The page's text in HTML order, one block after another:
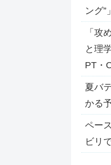
ング”」
「攻
と理
PT・
夏バ
かる
ペー
ビリ